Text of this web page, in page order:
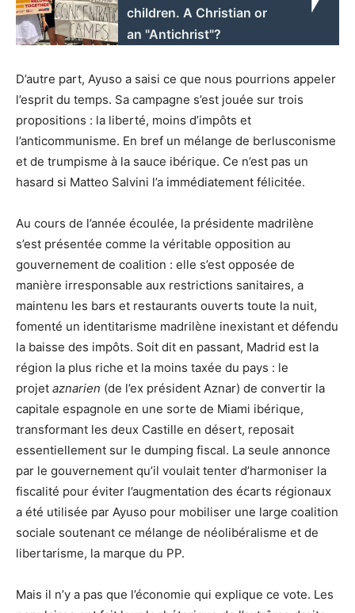
children. A Christian or
an "Antichrist"?
D’autre part, Ayuso a saisi ce que nous pourrions appeler
l’esprit du temps. Sa campagne s’est jouée sur trois
propositions : la liberté, moins d’impôts et
l’anticommunisme. En bref un mélange de berlusconisme
et de trumpisme à la sauce ibérique. Ce n’est pas un
hasard si Matteo Salvini l’a immédiatement félicitée.
Au cours de l’année écoulée, la présidente madrilène
s’est présentée comme la véritable opposition au
gouvernement de coalition : elle s’est opposée de
manière irresponsable aux restrictions sanitaires, a
maintenu les bars et restaurants ouverts toute la nuit,
fomenté un identitarisme madrilène inexistant et défendu
la baisse des impôts. Soit dit en passant, Madrid est la
région la plus riche et la moins taxée du pays : le
projet aznarien (de l’ex président Aznar) de convertir la
capitale espagnole en une sorte de Miami ibérique,
transformant les deux Castille en désert, reposait
essentiellement sur le dumping fiscal. La seule annonce
par le gouvernement qu’il voulait tenter d’harmoniser la
fiscalité pour éviter l’augmentation des écarts régionaux
a été utilisée par Ayuso pour mobiliser une large coalition
sociale soutenant ce mélange de néolibéralisme et de
libertarisme, la marque du PP.
Mais il n’y a pas que l’économie qui explique ce vote. Les